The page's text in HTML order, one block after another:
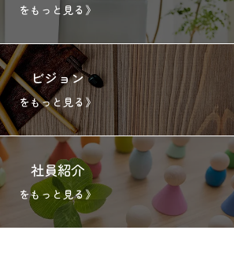
をもっと見る》
ビジョン
をもっと見る》
社員紹介
をもっと見る》